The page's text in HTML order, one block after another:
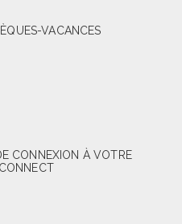
VACANCES
CONNEXION À VOTRE